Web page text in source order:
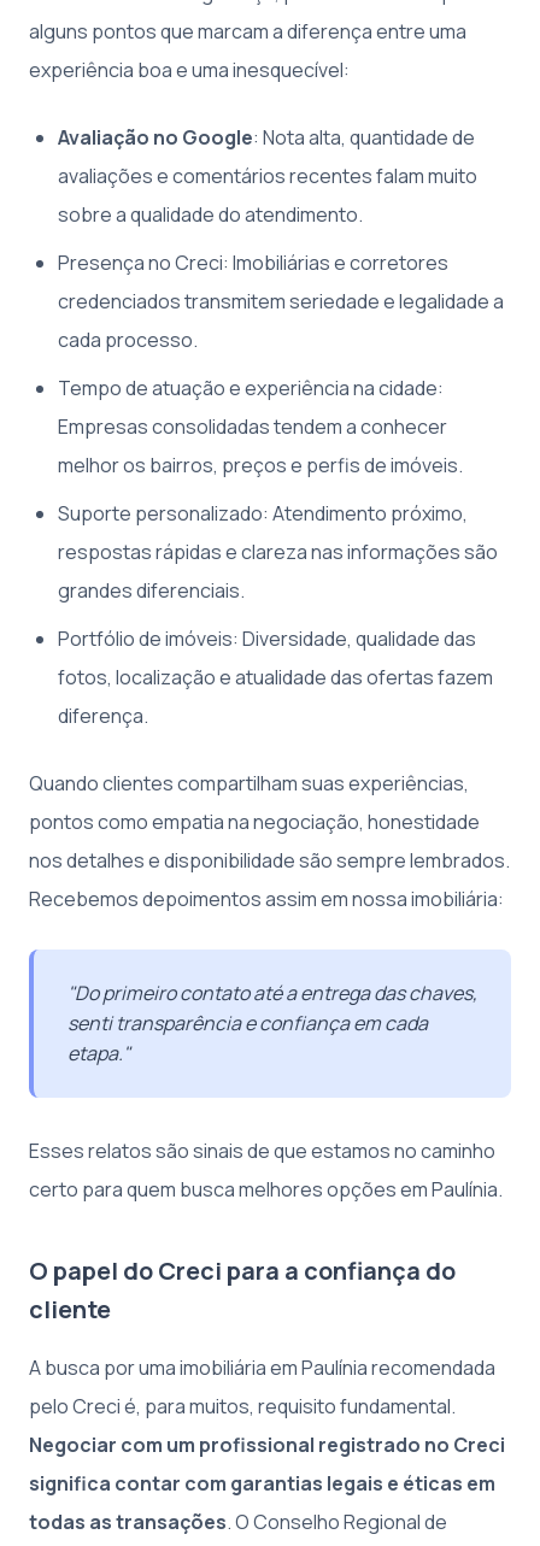
alguns pontos que marcam a diferença entre uma
experiência boa e uma inesquecível:
Avaliação no Google: Nota alta, quantidade de
avaliações e comentários recentes falam muito
sobre a qualidade do atendimento.
Presença no Creci: Imobiliárias e corretores
credenciados transmitem seriedade e legalidade a
cada processo.
Tempo de atuação e experiência na cidade:
Empresas consolidadas tendem a conhecer
melhor os bairros, preços e perfis de imóveis.
Suporte personalizado: Atendimento próximo,
respostas rápidas e clareza nas informações são
grandes diferenciais.
Portfólio de imóveis: Diversidade, qualidade das
fotos, localização e atualidade das ofertas fazem
diferença.
Quando clientes compartilham suas experiências,
pontos como empatia na negociação, honestidade
nos detalhes e disponibilidade são sempre lembrados.
Recebemos depoimentos assim em nossa imobiliária:
"Do primeiro contato até a entrega das chaves,
senti transparência e confiança em cada
etapa."
Esses relatos são sinais de que estamos no caminho
certo para quem busca melhores opções em Paulínia.
O papel do Creci para a confiança do
cliente
A busca por uma imobiliária em Paulínia recomendada
pelo Creci é, para muitos, requisito fundamental.
Negociar com um profissional registrado no Creci
significa contar com garantias legais e éticas em
todas as transações. O Conselho Regional de